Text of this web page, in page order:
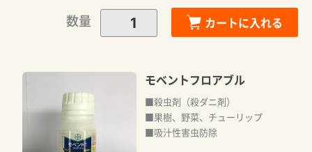
数量
カートに入れる
モベントフロアブル
■殺虫剤（殺ダニ剤）
■果樹、野菜、チューリップ
■吸汁性害虫防除